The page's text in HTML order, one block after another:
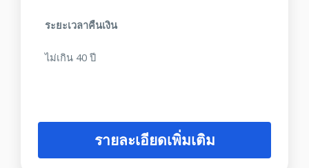
ระยะเวลาคืนเงิน
ไม่เกิน 40 ปี
รายละเอียดเพิ่มเติม